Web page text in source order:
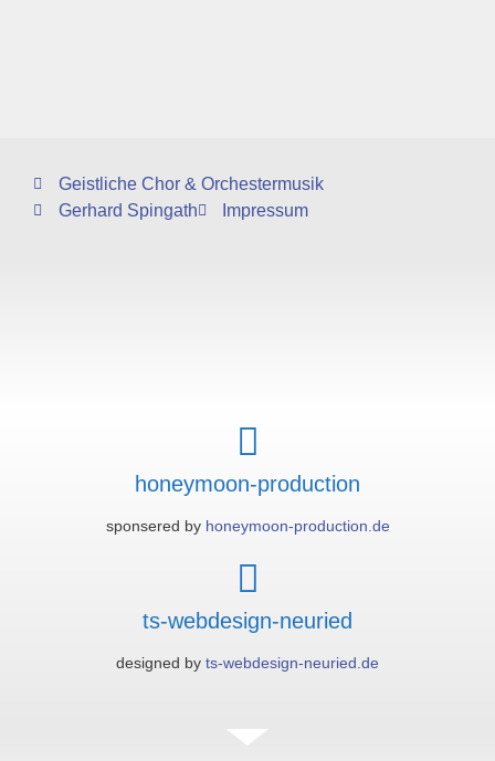
Geistliche Chor & Orchestermusik
Gerhard Spingath
Impressum
honeymoon-production
sponsered by honeymoon-production.de
ts-webdesign-neuried
designed by ts-webdesign-neuried.de